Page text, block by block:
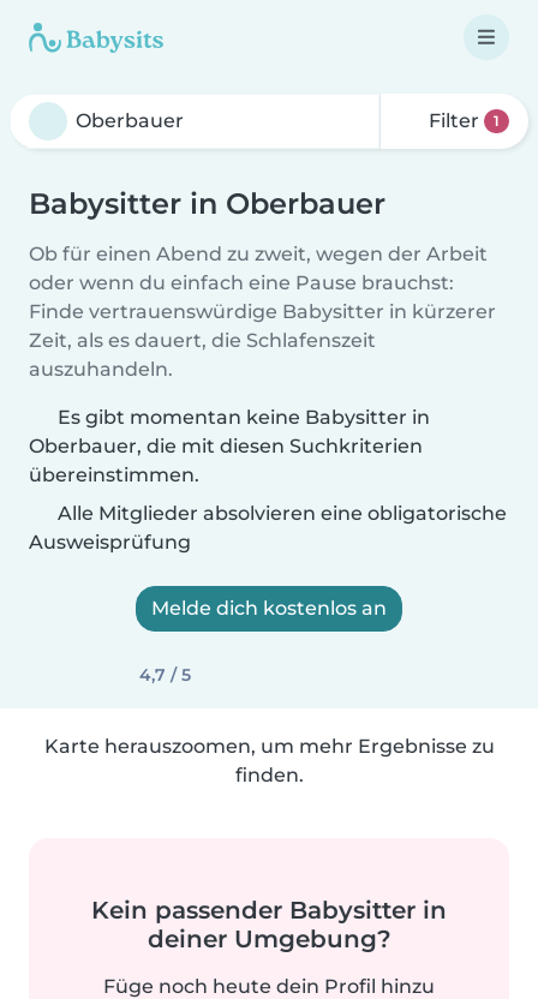
Filter 1
Babysitter in Oberbauer
Ob für einen Abend zu zweit, wegen der Arbeit
oder wenn du einfach eine Pause brauchst:
Finde vertrauenswürdige Babysitter in kürzerer
Zeit, als es dauert, die Schlafenszeit
auszuhandeln.
Es gibt momentan keine Babysitter in
Oberbauer, die mit diesen Suchkriterien
übereinstimmen.
Alle Mitglieder absolvieren eine obligatorische
Ausweisprüfung
Melde dich kostenlos an
4,7 / 5
Karte herauszoomen, um mehr Ergebnisse zu
finden.
Kein passender Babysitter in
deiner Umgebung?
Füge noch heute dein Profil hinzu